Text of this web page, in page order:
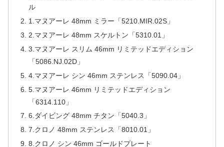
ル
1.マヌアーレ 48mm ミラー「5210.MIR.02S」
2.マヌアーレ 48mm スケルトン「5310.01」
3.マヌアーレ スリム 46mm リミテッドエディション
「5086.NJ.02D」
4.マヌアーレ シン 46mm ステンレス「5090.04」
5.マヌアーレ 46mm リミテッドエディション
「6314.110」
6.ダイビング 48mm チタン「5040.3」
7.クロノ 48mm ステンレス「8010.01」
8.クロノ シン 46mm ゴールドプレート